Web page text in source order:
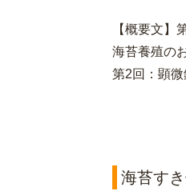
【概要文】
海苔養殖の
第2回：顕
海苔す